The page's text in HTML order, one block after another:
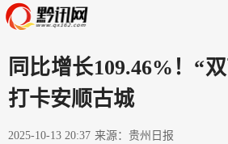
同比增长109.46%！“
打卡安顺古城
2025-10-13 20:37 来源：贵州日报